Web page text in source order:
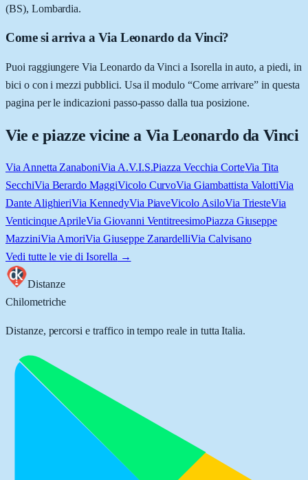
(BS), Lombardia.
Come si arriva a Via Leonardo da Vinci?
Puoi raggiungere Via Leonardo da Vinci a Isorella in auto, a piedi, in
bici o con i mezzi pubblici. Usa il modulo “Come arrivare” in questa
pagina per le indicazioni passo-passo dalla tua posizione.
Vie e piazze vicine a Via Leonardo da Vinci
Via Annetta ZanaboniVia A.V.I.S.Piazza Vecchia CorteVia Tita
SecchiVia Berardo MaggiVicolo CurvoVia Giambattista ValottiVia
Dante AlighieriVia KennedyVia PiaveVicolo AsiloVia TriesteVia
Venticinque AprileVia Giovanni VentitreesimoPiazza Giuseppe
MazziniVia AmoriVia Giuseppe ZanardelliVia Calvisano
Vedi tutte le vie di Isorella →
Distanze
Chilometriche
Distanze, percorsi e traffico in tempo reale in tutta Italia.